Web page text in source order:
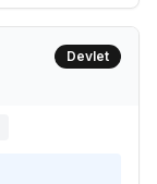
Devlet